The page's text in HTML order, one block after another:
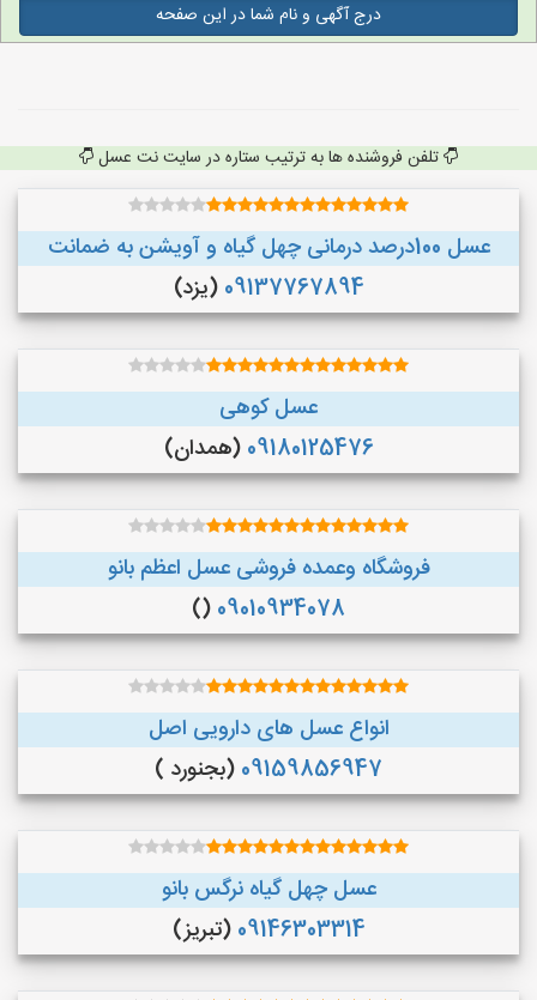
درج آگهی و نام شما در این صفحه
تلفن فروشنده ها به ترتیب ستاره در سایت نت عسل
عسل 100درصد درمانی چهل گیاه و آویشن به ضمانت
09137767894 (یزد)
عسل کوهی
09180125476 (همدان)
فروشگاه وعمده فروشی عسل اعظم بانو
09010934078
()
انواع عسل های دارویی اصل
09159856947 (بجنورد )
عسل چهل گیاه نرگس بانو
09146303314 (تبریز)